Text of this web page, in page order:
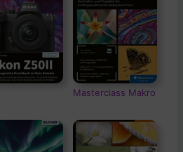
Masterclass Makro